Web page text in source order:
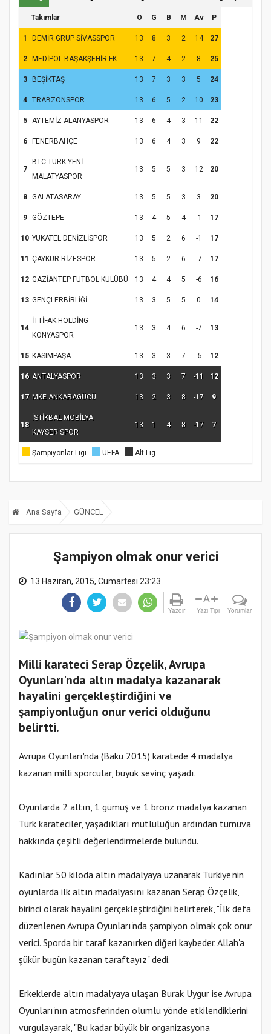
Takımlar O G B M Av P
1 DEMİR GRUP SİVASSPOR 13 8 3 2 14 27
2 MEDİPOL BAŞAKŞEHİR FK 13 7 4 2 8 25
3 BEŞİKTAŞ 13 7 3 3 5 24
4 TRABZONSPOR 13 6 5 2 10 23
5 AYTEMİZ ALANYASPOR 13 6 4 3 11 22
6 FENERBAHÇE 13 6 4 3 9 22
7
BTC TURK YENİ
MALATYASPOR
13 5 5 3 12 20
8 GALATASARAY 13 5 5 3 3 20
9 GÖZTEPE 13 4 5 4 -1 17
10 YUKATEL DENİZLİSPOR 13 5 2 6 -1 17
11 ÇAYKUR RİZESPOR 13 5 2 6 -7 17
12 GAZİANTEP FUTBOL KULÜBÜ 13 4 4 5 -6 16
13 GENÇLERBİRLİĞİ 13 3 5 5 0 14
14
İTTİFAK HOLDİNG
KONYASPOR
13 3 4 6 -7 13
15 KASIMPAŞA 13 3 3 7 -5 12
16 ANTALYASPOR 13 3 3 7 -11 12
17 MKE ANKARAGÜCÜ 13 2 3 8 -17 9
18
İSTİKBAL MOBİLYA
KAYSERİSPOR
13 1 4 8 -17 7
Şampiyonlar Ligi UEFA Alt Lig
Ana Sayfa GÜNCEL
Şampiyon olmak onur verici
13 Haziran, 2015, Cumartesi 23:23
Yazdır
A
Yazı Tipi Yorumlar
Milli karateci Serap Özçelik, Avrupa
Oyunları'nda altın madalya kazanarak
hayalini gerçekleştirdiğini ve
şampiyonluğun onur verici olduğunu
belirtti.
Avrupa Oyunları'nda (Bakü 2015) karatede 4 madalya
kazanan milli sporcular, büyük sevinç yaşadı.
Oyunlarda 2 altın, 1 gümüş ve 1 bronz madalya kazanan
Türk karateciler, yaşadıkları mutluluğun ardından turnuva
hakkında çeşitli değerlendirmelerde bulundu.
Kadınlar 50 kiloda altın madalyaya uzanarak Türkiye'nin
oyunlarda ilk altın madalyasını kazanan Serap Özçelik,
birinci olarak hayalini gerçekleştirdiğini belirterek, "İlk defa
düzenlenen Avrupa Oyunları'nda şampiyon olmak çok onur
verici. Sporda bir taraf kazanırken diğeri kaybeder. Allah'a
şükür bugün kazanan taraftayız" dedi.
Erkeklerde altın madalyaya ulaşan Burak Uygur ise Avrupa
Oyunları'nın atmosferinden olumlu yönde etkilendiklerini
vurgulayarak, "Bu kadar büyük bir organizasyona